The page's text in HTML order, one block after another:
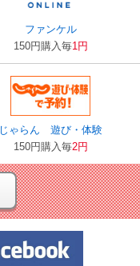
ファンケル
150円購入毎1円
じゃらん 遊び・体験
150円購入毎2円